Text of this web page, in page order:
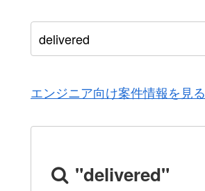
エンジニア向け案件情報を見る
"delivered"